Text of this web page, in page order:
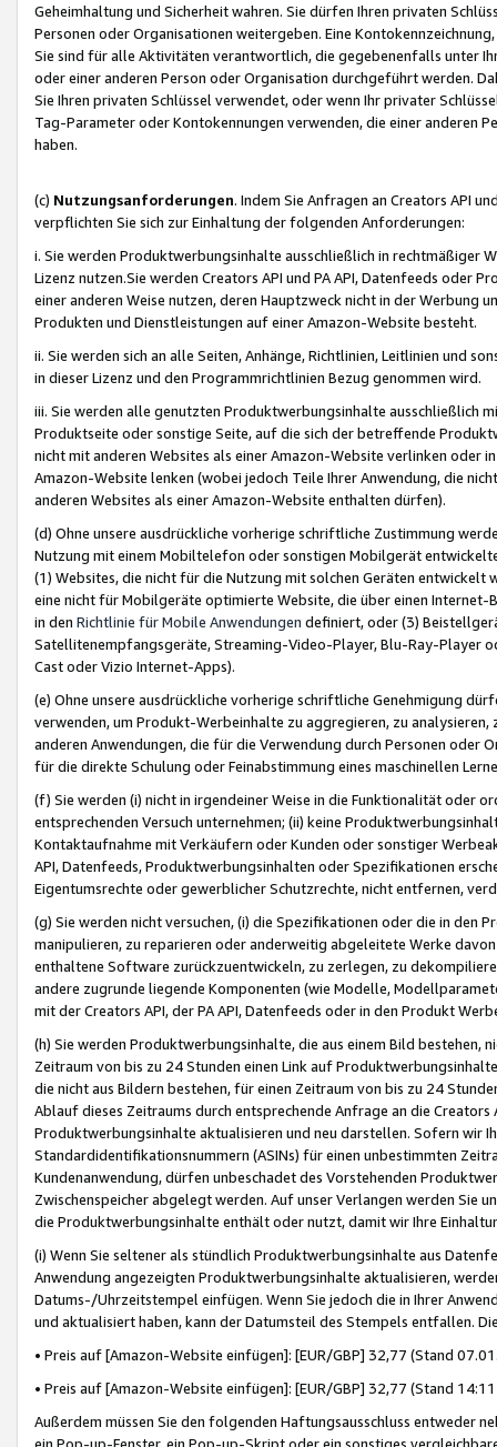
Geheimhaltung und Sicherheit wahren. Sie dürfen Ihren privaten
Personen oder Organisationen weitergeben. Eine
Sie sind für alle Aktivitäten verantwortlich, die gegebenenfalls unter
oder einer anderen Person oder Organisation durchgeführt werden.
Sie Ihren privaten Schlüssel verwendet, oder wenn Ihr privater
Tag-Parameter oder Kontokennungen verwenden, die einer anderen
haben.
(c) Nutzungsanforderungen. Indem Sie Anfragen an Creators API
verpflichten Sie sich zur Einhaltung der folgenden Anforderungen:
i. Sie werden Produktwerbungsinhalte ausschließlich in rechtmäßiger
Lizenz nutzen.Sie werden Creators API und PA API, Datenfeeds oder
einer anderen Weise nutzen, deren Hauptzweck nicht in der Werbung
Produkten und Dienstleistungen auf einer Amazon-Website besteht.
ii. Sie werden sich an alle Seiten, Anhänge, Richtlinien, Leitlinien und
in dieser Lizenz und den Programmrichtlinien Bezug genommen wird.
iii. Sie werden alle genutzten Produktwerbungsinhalte ausschließlich
Produktseite oder sonstige Seite, auf die sich der betreffende
nicht mit anderen Websites als einer Amazon-Website verlinken oder
Amazon-Website lenken (wobei jedoch Teile Ihrer Anwendung, die
anderen Websites als einer Amazon-Website enthalten dürfen).
(d) Ohne unsere ausdrückliche vorherige schriftliche Zustimmung
Nutzung mit einem Mobiltelefon oder sonstigen Mobilgerät
(1) Websites, die nicht für die Nutzung mit solchen Geräten
eine nicht für Mobilgeräte optimierte Website, die über einen
in den Richtlinie für Mobile Anwendungen definiert, oder (3)
Satellitenempfangsgeräte, Streaming-Video-Player, Blu-Ray-Player
Cast oder Vizio Internet-Apps).
(e) Ohne unsere ausdrückliche vorherige schriftliche Genehmigung
verwenden, um Produkt-Werbeinhalte zu aggregieren, zu
anderen Anwendungen, die für die Verwendung durch Personen
für die direkte Schulung oder Feinabstimmung eines maschinellen
(f) Sie werden (i) nicht in irgendeiner Weise in die Funktionalität oder
entsprechenden Versuch unternehmen; (ii) keine
Kontaktaufnahme mit Verkäufern oder Kunden oder sonstiger
API, Datenfeeds, Produktwerbungsinhalten oder Spezifikationen
Eigentumsrechte oder gewerblicher Schutzrechte, nicht entfernen,
(g) Sie werden nicht versuchen, (i) die Spezifikationen oder die in
manipulieren, zu reparieren oder anderweitig abgeleitete Werke
enthaltene Software zurückzuentwickeln, zu zerlegen, zu
andere zugrunde liegende Komponenten (wie Modelle,
mit der Creators API, der PA API, Datenfeeds oder in den Produkt
(h) Sie werden Produktwerbungsinhalte, die aus einem Bild bestehen,
Zeitraum von bis zu 24 Stunden einen Link auf
die nicht aus Bildern bestehen, für einen Zeitraum von bis zu 24
Ablauf dieses Zeitraums durch entsprechende Anfrage an die
Produktwerbungsinhalte aktualisieren und neu darstellen. Sofern wir
Standardidentifikationsnummern (ASINs) für einen unbestimmten
Kundenanwendung, dürfen unbeschadet des Vorstehenden
Zwischenspeicher abgelegt werden. Auf unser Verlangen werden Sie
die Produktwerbungsinhalte enthält oder nutzt, damit wir Ihre
(i) Wenn Sie seltener als stündlich Produktwerbungsinhalte aus
Anwendung angezeigten Produktwerbungsinhalte aktualisieren,
Datums-/Uhrzeitstempel einfügen. Wenn Sie jedoch die in Ihrer
und aktualisiert haben, kann der Datumsteil des Stempels entfallen.
• Preis auf [Amazon-Website einfügen]: [EUR/GBP] 32,77 (Stand
• Preis auf [Amazon-Website einfügen]: [EUR/GBP] 32,77 (Stand
Außerdem müssen Sie den folgenden Haftungsausschluss entweder
ein Pop-up-Fenster, ein Pop-up-Skript oder ein sonstiges